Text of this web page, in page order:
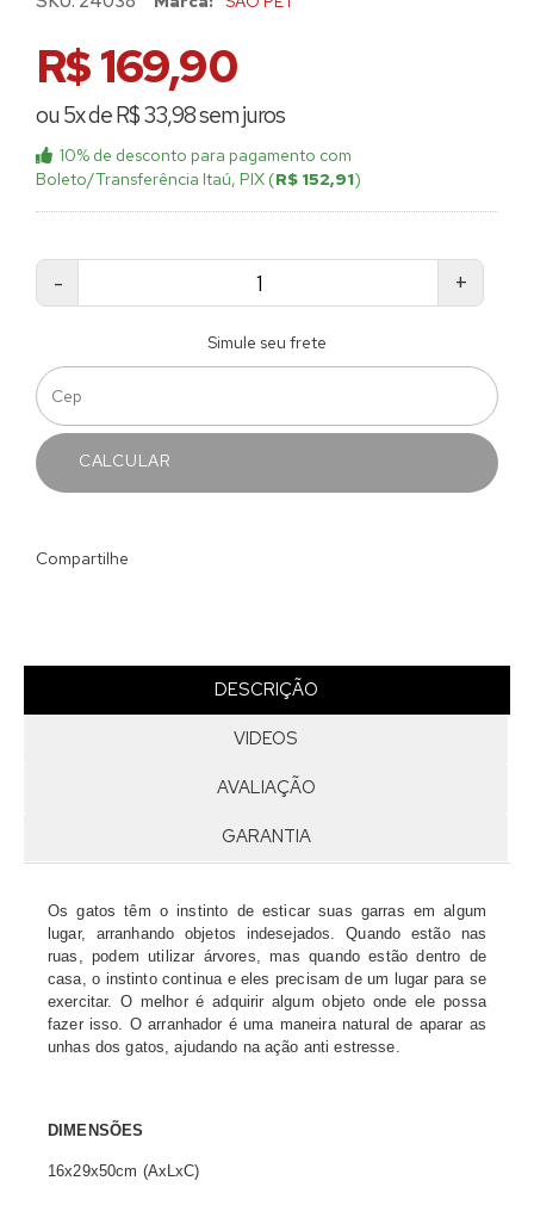
R$ 169,90
ou 5x de R$ 33,98 sem juros
10% de desconto para pagamento com
Boleto/Transferência Itaú, PIX (R$ 152,91)
- +
Simule seu frete
CALCULAR
Compartilhe
DESCRIÇÃO
VIDEOS
AVALIAÇÃO
GARANTIA
Os gatos têm o instinto de esticar suas garras em algum
lugar, arranhando objetos indesejados. Quando estão nas
ruas, podem utilizar árvores, mas quando estão dentro de
casa, o instinto continua e eles precisam de um lugar para se
exercitar. O melhor é adquirir algum objeto onde ele possa
fazer isso. O arranhador é uma maneira natural de aparar as
unhas dos gatos, ajudando na ação anti estresse.
DIMENSÕES
16x29x50cm (AxLxC)